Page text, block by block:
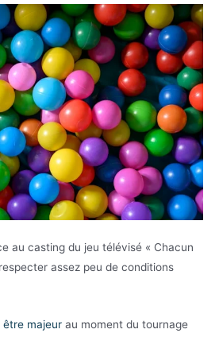
au casting du jeu télévisé « Chacun
assez peu de conditions
être majeur au moment du tournage